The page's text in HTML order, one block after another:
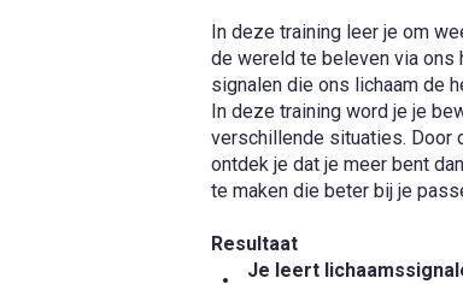
In deze training leer je om
de wereld te beleven via ons
signalen die ons lichaam de
In deze training word je je
verschillende situaties. Door
ontdek je dat je meer bent
te maken die beter bij je
Resultaat
Je leert